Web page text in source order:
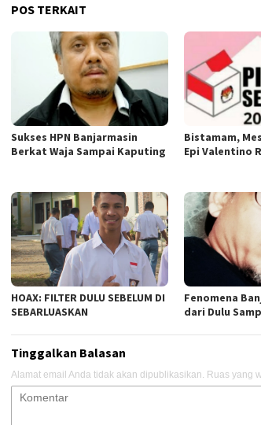
POS TERKAIT
Sukses HPN Banjarmasin
Berkat Waja Sampai Kaputing
Bistamam,
Epi Valentino
HOAX: FILTER DULU SEBELUM DI
SEBARLUASKAN
Fenomena
dari Dulu
Tinggalkan Balasan
Alamat email Anda tidak akan dipublikasikan. Ruas yang